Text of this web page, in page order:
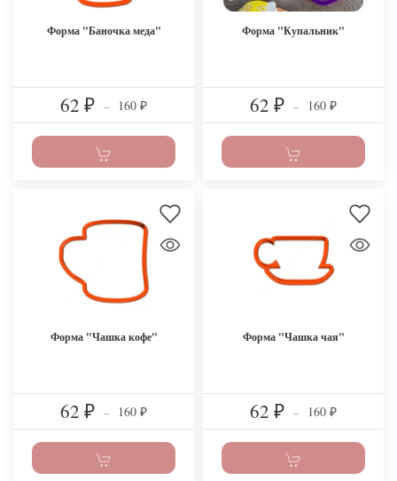
Форма "Баночка меда"
62 ₽ – 160 ₽
Форма "Купальник"
62 ₽ – 160 ₽
Форма "Чашка кофе"
62 ₽ – 160 ₽
Форма "Чашка чая"
62 ₽ – 160 ₽